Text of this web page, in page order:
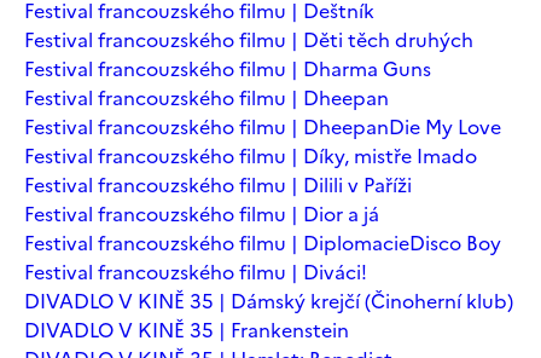
Festival francouzského filmu | Deštník
Festival francouzského filmu | Děti těch druhých
Festival francouzského filmu | Dharma Guns
Festival francouzského filmu | Dheepan
Festival francouzského filmu | DheepanDie My Love
Festival francouzského filmu | Díky, mistře Imado
Festival francouzského filmu | Dilili v Paříži
Festival francouzského filmu | Dior a já
Festival francouzského filmu | DiplomacieDisco Boy
Festival francouzského filmu | Diváci!
DIVADLO V KINĚ 35 | Dámský krejčí (Činoherní klub)
DIVADLO V KINĚ 35 | Frankenstein